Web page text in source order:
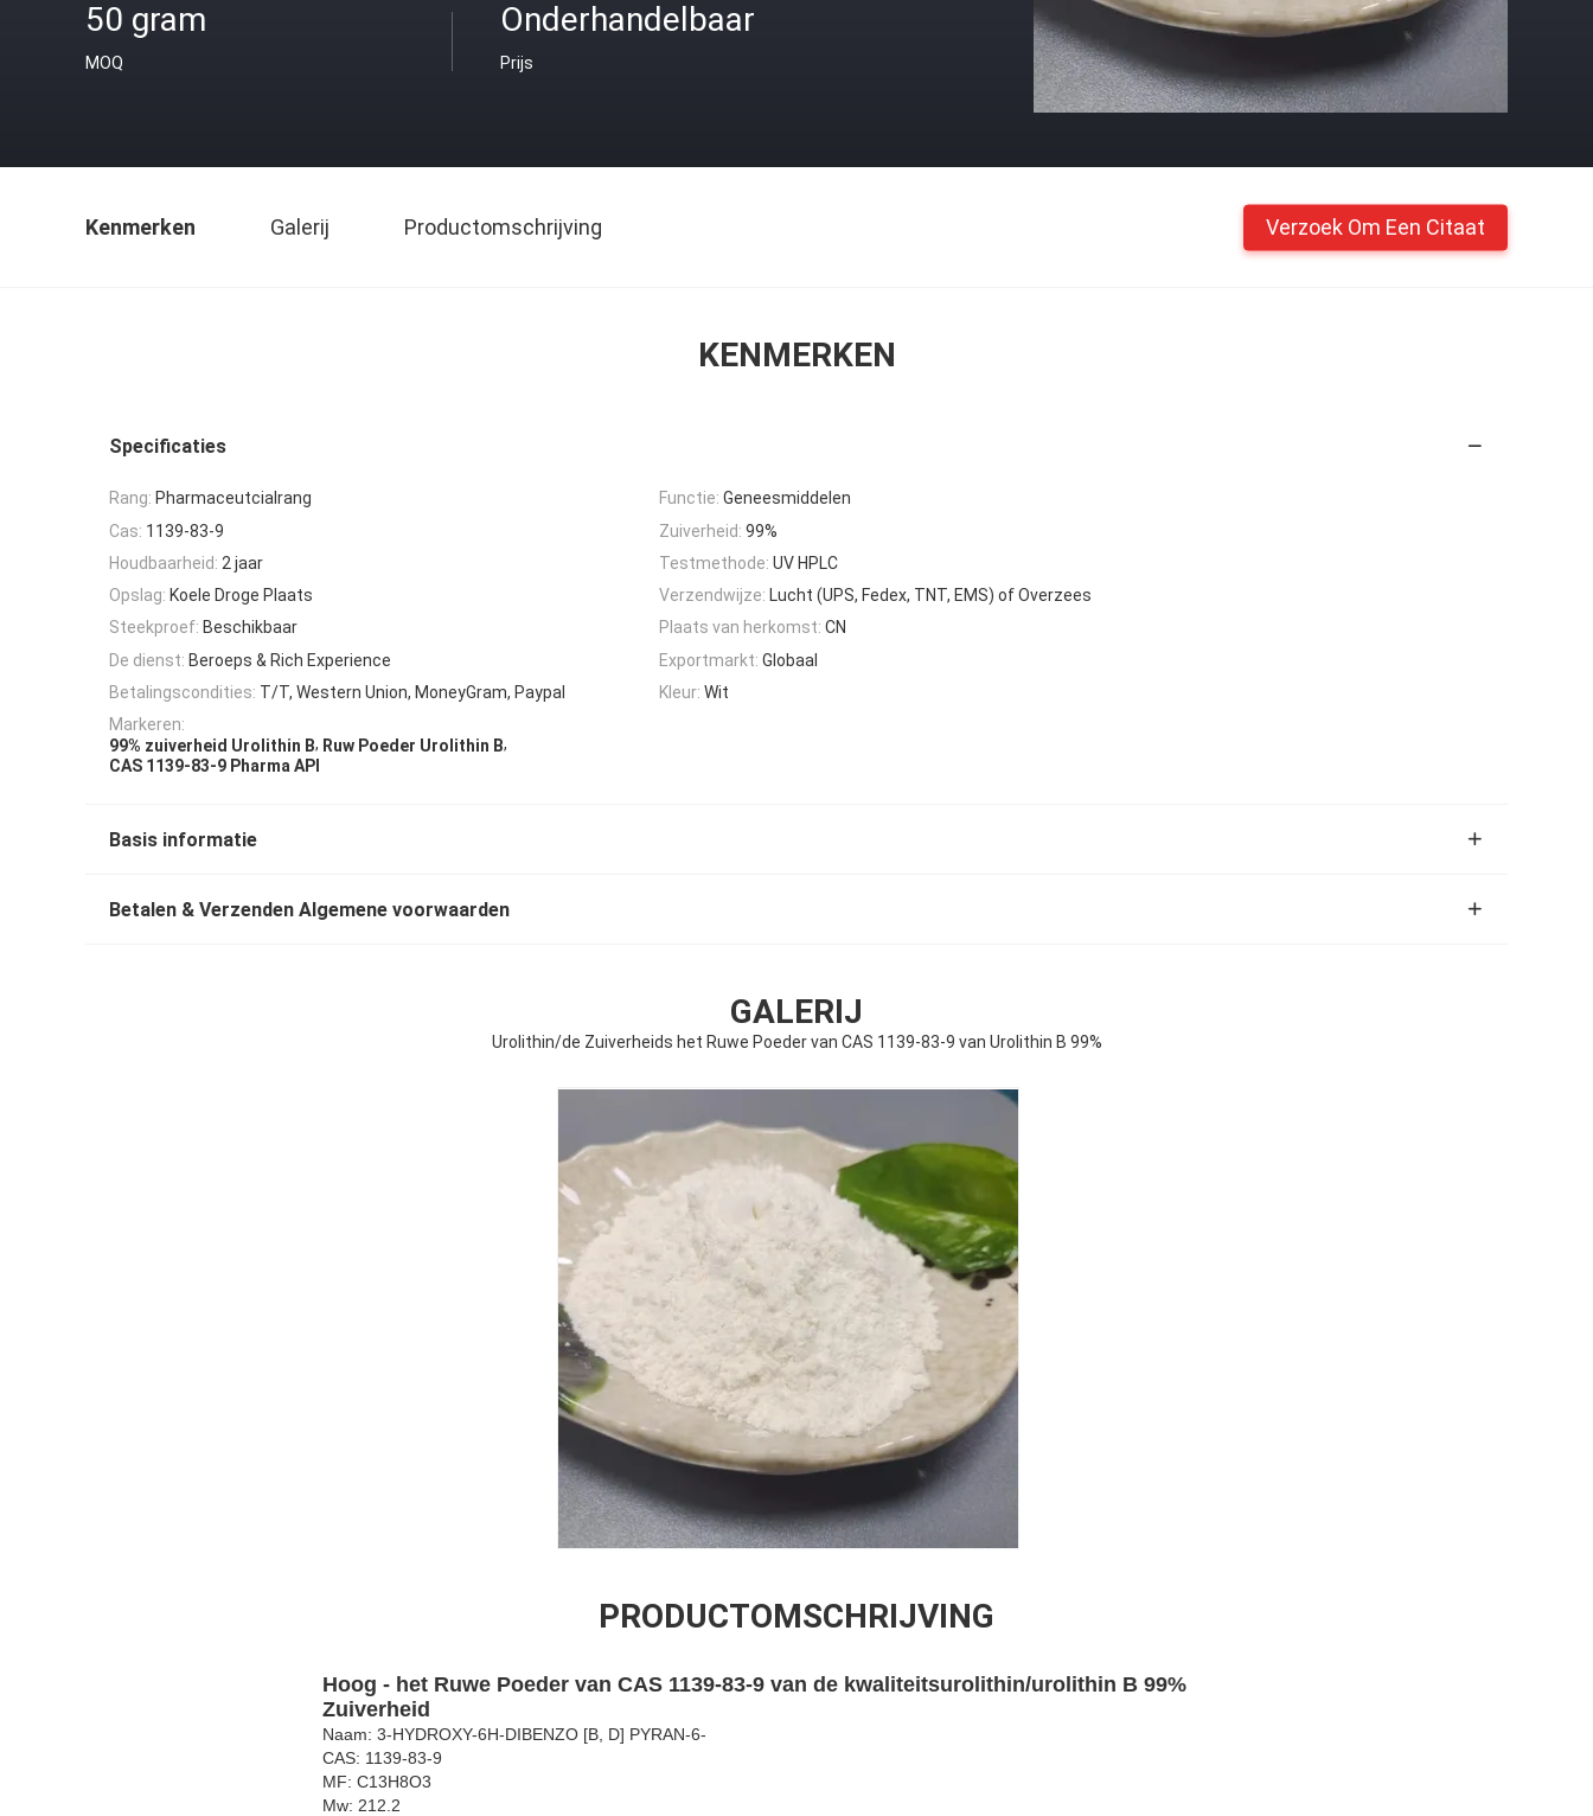
50 gram
MOQ
Onderhandelbaar
Prijs
Kenmerken Galerij Productomschrijving Verzoek Om Een Citaat
KENMERKEN
Specificaties
Rang: Pharmaceutcialrang Functie: Geneesmiddelen
Cas: 1139-83-9 Zuiverheid: 99%
Houdbaarheid: 2 jaar Testmethode: UV HPLC
Opslag: Koele Droge Plaats Verzendwijze: Lucht (UPS, Fedex, TNT, EMS) of Overzees
Steekproef: Beschikbaar Plaats van herkomst: CN
De dienst: Beroeps & Rich Experience Exportmarkt: Globaal
Betalingscondities: T/T, Western Union, MoneyGram, Paypal Kleur: Wit
Markeren:
99% zuiverheid Urolithin B, Ruw Poeder Urolithin B,
CAS 1139-83-9 Pharma API
Basis informatie
Betalen & Verzenden Algemene voorwaarden
GALERIJ
Urolithin/de Zuiverheids het Ruwe Poeder van CAS 1139-83-9 van Urolithin B 99%
PRODUCTOMSCHRIJVING
Hoog - het Ruwe Poeder van CAS 1139-83-9 van de kwaliteitsurolithin/urolithin B 99%
Zuiverheid
Naam: 3-HYDROXY-6H-DIBENZO [B, D] PYRAN-6-
CAS: 1139-83-9
MF: C13H8O3
Mw: 212.2